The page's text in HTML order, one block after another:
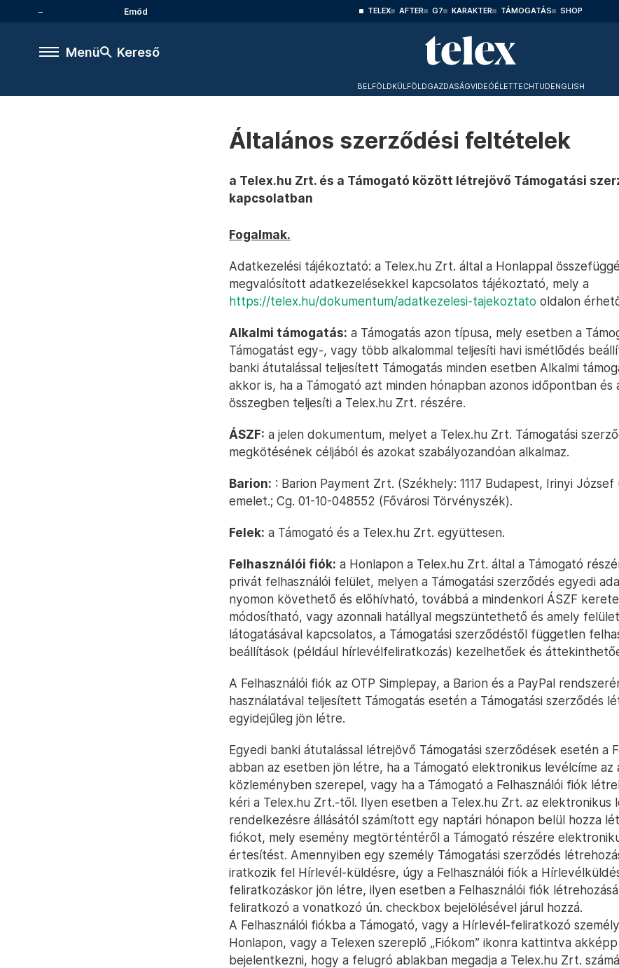
Emőd TELEX AFTER G7 KARAKTER TÁMOGATÁS SHOP
Menü Kereső
BELFÖLDKÜLFÖLDGAZDASÁGVIDEÓÉLETTECHTUDENGLISH
Általános szerződési feltételek
a Telex.hu Zrt. és a Támogató között létrejövő Támogatási
kapcsolatban
Fogalmak.
Adatkezelési tájékoztató: a Telex.hu Zrt. által a Honlappal
megvalósított adatkezelésekkel kapcsolatos tájékoztató, mely a
https://telex.hu/dokumentum/adatkezelesi-tajekoztato oldalon
Alkalmi támogatás: a Támogatás azon típusa, mely esetben a
Támogatást egy-, vagy több alkalommal teljesíti havi ismétlődés
banki átutalással teljesített Támogatás minden esetben Alkalmi
akkor is, ha a Támogató azt minden hónapban azonos időpontban és
összegben teljesíti a Telex.hu Zrt. részére.
ÁSZF: a jelen dokumentum, melyet a Telex.hu Zrt. Támogatási
megkötésének céljából és azokat szabályozandóan alkalmaz.
Barion: : Barion Payment Zrt. (Székhely: 1117 Budapest, Irinyi
emelet.; Cg. 01-10-048552 (Fővárosi Törvényszék).
Felek: a Támogató és a Telex.hu Zrt. együttesen.
Felhasználói fiók: a Honlapon a Telex.hu Zrt. által a Támogató
privát felhasználói felület, melyen a Támogatási szerződés egyedi
nyomon követhető és előhívható, továbbá a mindenkori ÁSZF
módosítható, vagy azonnali hatállyal megszüntethető és amely
látogatásával kapcsolatos, a Támogatási szerződéstől független
beállítások (például hírlevélfeliratkozás) kezelhetőek és
A Felhasználói fiók az OTP Simplepay, a Barion és a PayPal
használatával teljesített Támogatás esetén a Támogatási szerződés
egyidejűleg jön létre.
Egyedi banki átutalással létrejövő Támogatási szerződések esetén a
abban az esetben jön létre, ha a Támogató elektronikus levélcíme az
közleményben szerepel, vagy ha a Támogató a Felhasználói fiók
kéri a Telex.hu Zrt.-től. Ilyen esetben a Telex.hu Zrt. az elektronikus
rendelkezésre állásától számított egy naptári hónapon belül hozza
fiókot, mely esemény megtörténtéről a Támogató részére
értesítést. Amennyiben egy személy Támogatási szerződés
iratkozik fel Hírlevél-küldésre, úgy a Felhasználói fiók a
feliratkozáskor jön létre, ilyen esetben a Felhasználói fiók
feliratkozó a vonatkozó ún. checkbox bejelölésével járul hozzá.
A Felhasználói fiókba a Támogató, vagy a Hírlevél-feliratkozó
Honlapon, vagy a Telexen szereplő „Fiókom” ikonra kattintva
bejelentkezni, hogy a felugró ablakban megadja a Telex.hu Zrt.